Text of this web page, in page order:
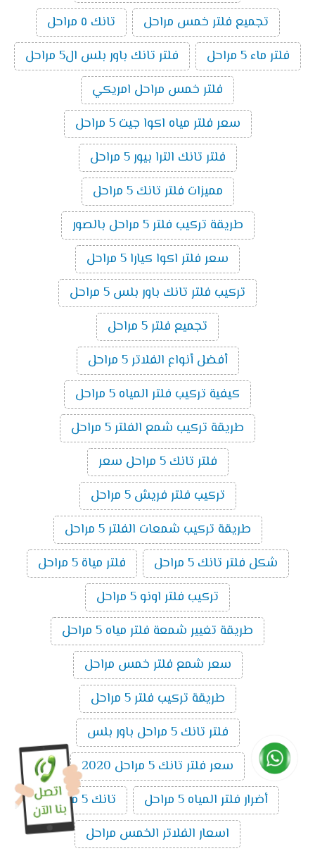
تجميع فلتر خمس مراحل
تانك ٥ مراحل
فلتر ماء 5 مراحل
فلتر تانك باور بلس ال5 مراحل
فلتر خمس مراحل امريكي
سعر فلتر مياه اكوا جيت 5 مراحل
فلتر تانك الترا بيور 5 مراحل
مميزات فلتر تانك 5 مراحل
طريقة تركيب فلتر 5 مراحل بالصور
سعر فلتر اكوا كيارا 5 مراحل
تركيب فلتر تانك باور بلس 5 مراحل
تجميع فلتر 5 مراحل
أفضل أنواع الفلاتر 5 مراحل
كيفية تركيب فلتر المياه 5 مراحل
طريقة تركيب شمع الفلتر 5 مراحل
فلتر تانك 5 مراحل سعر
تركيب فلتر فريش 5 مراحل
طريقة تركيب شمعات الفلتر 5 مراحل
شكل فلتر تانك 5 مراحل
فلتر مياة 5 مراحل
تركيب فلتر اونو 5 مراحل
طريقة تغيير شمعة فلتر مياه 5 مراحل
سعر شمع فلتر خمس مراحل
طريقة تركيب فلتر 5 مراحل
فلتر تانك 5 مراحل باور بلس
سعر فلتر تانك 5 مراحل 2020
أضرار فلتر المياه 5 مراحل
تانك 5 مراحل
اسعار الفلاتر الخمس مراحل